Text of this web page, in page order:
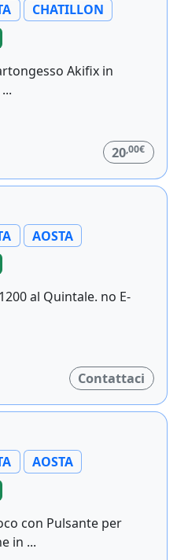
CHATILLON
Akifix in
20,00€
AOSTA
al Quintale. no E-
Contattaci
AOSTA
con Pulsante per
in ...